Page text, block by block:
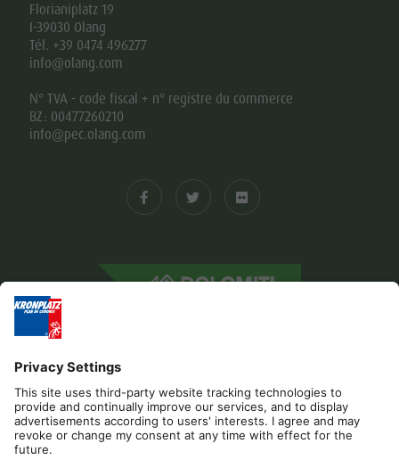
Florianiplatz 19
I-39030 Olang
Tél. +39 0474 496277
info@olang.com
N° TVA - code fiscal + n° registre du commerce
BZ: 00477260210
info@pec.olang.com